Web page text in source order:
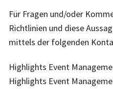
Für Fragen und/oder
Richtlinien und diese
mittels der folgenden
Highlights Event
Highlights Event